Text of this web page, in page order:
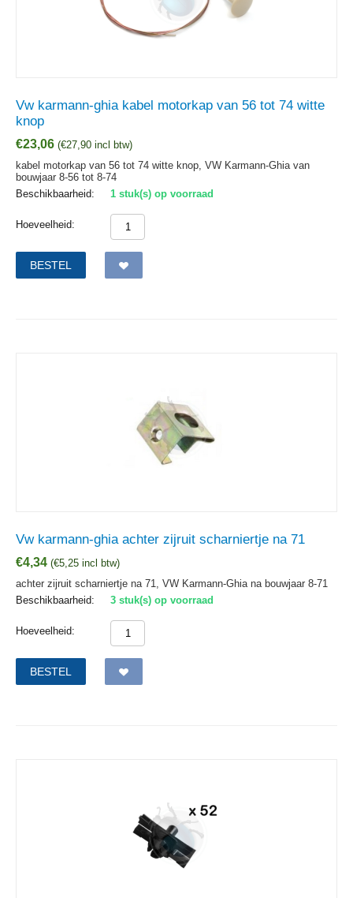
Vw karmann-ghia kabel motorkap van 56 tot 74 witte
knop
€23,06 (€27,90 incl btw)
kabel motorkap van 56 tot 74 witte knop, VW Karmann-Ghia van
bouwjaar 8-56 tot 8-74
Beschikbaarheid:
1 stuk(s) op voorraad
Hoeveelheid:
BESTEL
Vw karmann-ghia achter zijruit scharniertje na 71
€4,34 (€5,25 incl btw)
achter zijruit scharniertje na 71, VW Karmann-Ghia na bouwjaar 8-71
Beschikbaarheid:
3 stuk(s) op voorraad
Hoeveelheid:
BESTEL